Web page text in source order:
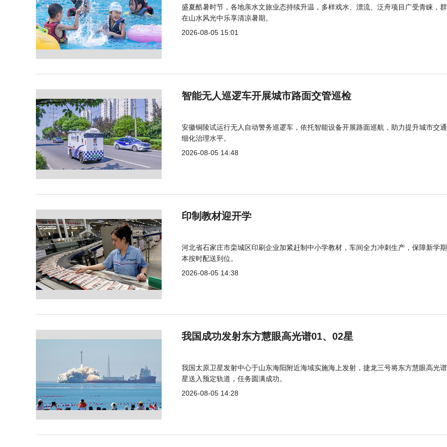
盛夏酷暑时节，各地亲水文旅业态持续升温，多样戏水、漂流、泛舟项目广受青睐，
在山水风光中乐享清凉暑期。
2026-08-05 15:01
智能无人巡逻车开展城市路面交管巡检
安徽铜陵试运行无人自动警务巡逻车，依托智能设备开展路面巡航，助力提升城市交
细化治理水平。
2026-08-05 14:48
印制教材迎开学
河北省石家庄市栾城区印刷企业加紧赶制中小学教材，车间全力冲刺生产，保障新学
本按时配送到位。
2026-08-05 14:38
我国成功发射东方慧眼高光谱01、02星
我国太原卫星发射中心于山东海阳附近海域实施海上发射，捷龙三号将东方慧眼高光
星送入预定轨道，任务圆满成功。
2026-08-05 14:28